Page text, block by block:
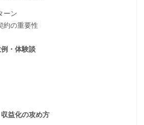
ーン
約の重要性
・体験談
益化の攻め方